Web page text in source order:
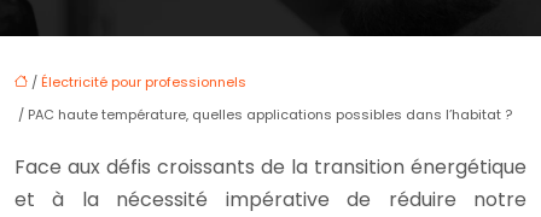
/ Électricité pour professionnels
/ PAC haute température, quelles applications possibles dans l’habitat ?
Face aux défis croissants de la transition énergétique
et à la nécessité impérative de réduire notre